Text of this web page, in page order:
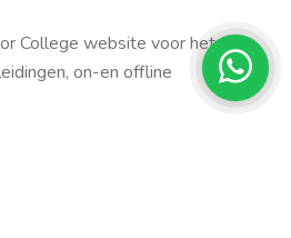
College website voor het
on-en offline